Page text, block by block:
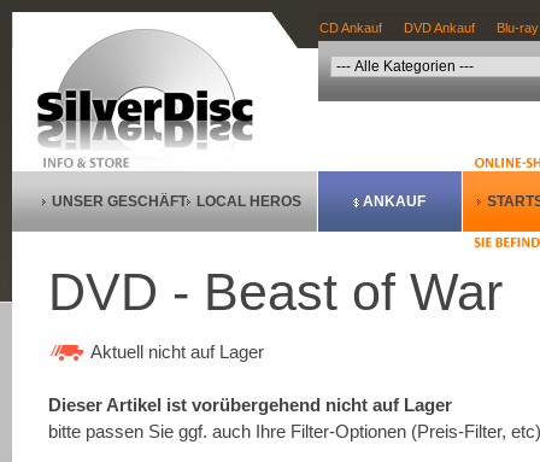
CD Ankauf DVD Ankauf Blu-
UNSER GESCHÄFT LOCAL HEROS ANKAUF
DVD - Beast of War
Aktuell nicht auf Lager
Dieser Artikel ist vorübergehend nicht auf Lager
bitte passen Sie ggf. auch Ihre Filter-Optionen (Preis-Filter,